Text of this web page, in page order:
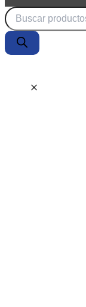
Búsqueda
de
productos